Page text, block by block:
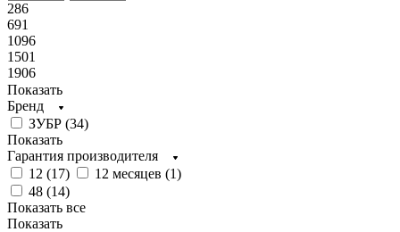
286
691
1096
1501
1906
Показать
Бренд
ЗУБР (34)
Показать
Гарантия производителя
12 (17) 12 месяцев (1)
48 (14)
Показать все
Показать